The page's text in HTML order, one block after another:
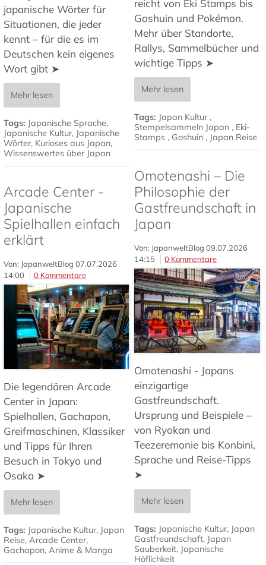
japanische Wörter für
Situationen, die jeder
kennt – für die es im
Deutschen kein eigenes
Wort gibt ➤
Mehr lesen
Tags: Japanische Sprache,
Japanische Kultur, Japanische
Wörter, Kurioses aus Japan,
Wissenswertes über Japan
reicht von Eki Stamps bis
Goshuin und Pokémon.
Mehr über Standorte,
Rallys, Sammelbücher und
wichtige Tipps ➤
Mehr lesen
Tags: Japan Kultur ,
Stempelsammeln Japan , Eki-
Stamps , Goshuin , Japan Reise
Omotenashi – Die
Philosophie der
Gastfreundschaft in
Japan
Von: JapanweltBlog 09.07.2026
14:15
0 Kommentare
Omotenashi - Japans
einzigartige
Gastfreundschaft.
Ursprung und Beispiele –
von Ryokan und
Teezeremonie bis Konbini,
Sprache und Reise-Tipps
➤
Mehr lesen
Tags: Japanische Kultur, Japan
Gastfreundschaft, Japan
Sauberkeit, Japanische
Höflichkeit
Arcade Center -
Japanische
Spielhallen einfach
erklärt
Von: JapanweltBlog 07.07.2026
14:00
0 Kommentare
Die legendären Arcade
Center in Japan:
Spielhallen, Gachapon,
Greifmaschinen, Klassiker
und Tipps für Ihren
Besuch in Tokyo und
Osaka ➤
Mehr lesen
Tags: Japanische Kultur, Japan
Reise, Arcade Center,
Gachapon, Anime & Manga